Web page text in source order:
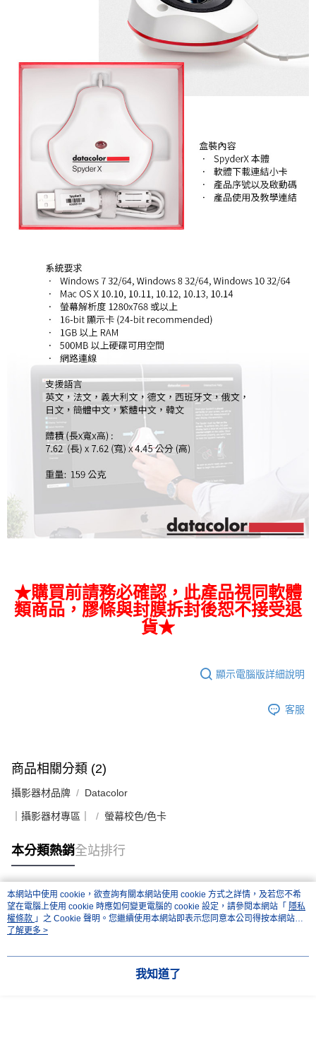
★購買前請務必確認，此產品視同軟體
類商品，膠條與封膜拆封後恕不接受退
貨★
顯示電腦版詳細說明
客服
商品相關分類 (2)
攝影器材品牌 Datacolor
｜攝影器材專區｜ 螢幕校色/色卡
本分類熱銷全站排行
熱門標籤
本網站中使用 cookie，欲查詢有關本網站使用 cookie 方式之詳情，及若您不希
望在電腦上使用 cookie 時應如何變更電腦的 cookie 設定，請參閱本網站「 隱私
權條款 」之 Cookie 聲明。您繼續使用本網站即表示您同意本公司得按本網站使
用條款之 Cookie 聲明使用 cookie。
了解更多 >
我知道了